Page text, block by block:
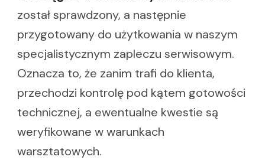
został sprawdzony, a następnie
przygotowany do użytkowania w naszym
specjalistycznym zapleczu serwisowym.
Oznacza to, że zanim trafi do klienta,
przechodzi kontrolę pod kątem gotowości
technicznej, a ewentualne kwestie są
weryfikowane w warunkach
warsztatowych.